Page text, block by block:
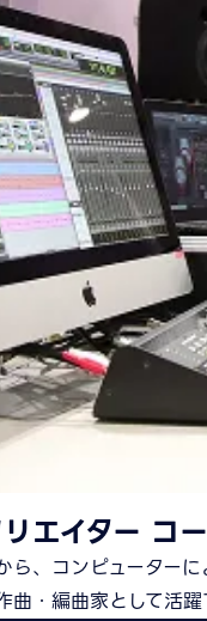
エイター コ
ら、コンピューター
曲・編曲家として活